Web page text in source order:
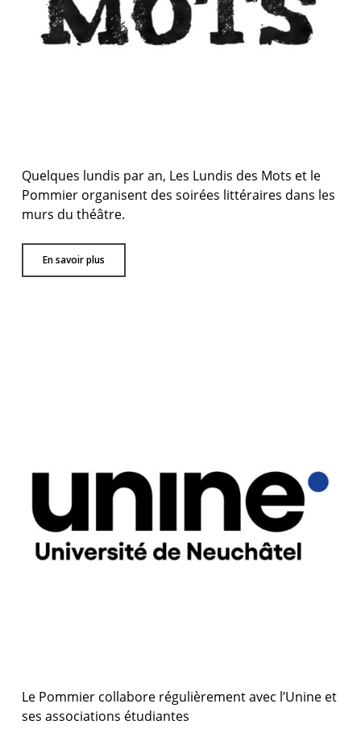
Quelques lundis par an, Les Lundis des Mots et le
Pommier organisent des soirées littéraires dans les
murs du théâtre.
En savoir plus
Le Pommier collabore régulièrement avec l’Unine et
ses associations étudiantes